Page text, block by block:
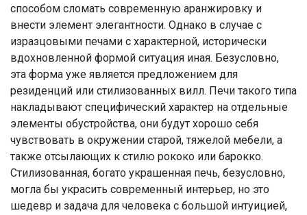
способом сломать современную аранжировку и
внести элемент элегантности. Однако в случае с
изразцовыми печами с характерной, исторически
вдохновленной формой ситуация иная. Безусловно,
эта форма уже является предложением для
резиденций или стилизованных вилл. Печи такого типа
накладывают специфический характер на отдельные
элементы обустройства, они будут хорошо себя
чувствовать в окружении старой, тяжелой мебели, а
также отсылающих к стилю рококо или барокко.
Стилизованная, богато украшенная печь, безусловно,
могла бы украсить современный интерьер, но это
шедевр и задача для человека с большой интуицией,